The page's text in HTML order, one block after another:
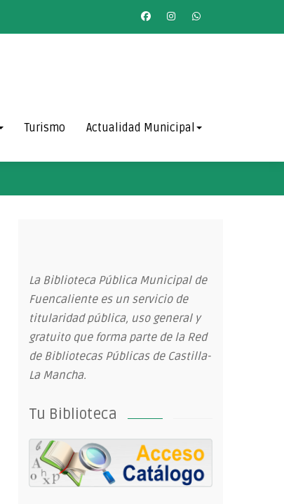
Turismo Actualidad Municipal
La Biblioteca Pública Municipal de
Fuencaliente es un servicio de
titularidad pública, uso general y
gratuito que forma parte de la Red
de Bibliotecas Públicas de Castilla-
La Mancha.
Tu Biblioteca